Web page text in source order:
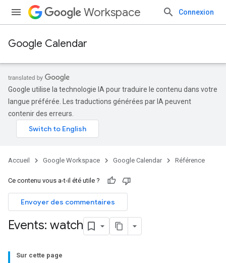
Workspace Connexion
Google Calendar
Google utilise la technologie IA pour traduire le contenu dans votre
langue préférée. Les traductions générées par IA peuvent
contenir des erreurs.
Accueil Google Workspace Google Calendar Référence
Ce contenu vous a-t-il été utile ?
Envoyer des commentaires
Events: watch
Sur cette page